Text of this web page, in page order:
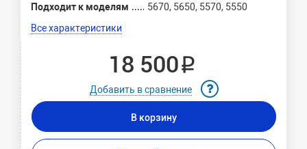
Подходит к моделям
5670, 5650, 5570, 5550
Все характеристики
18 500 ₽
Добавить в сравнение
В корзину